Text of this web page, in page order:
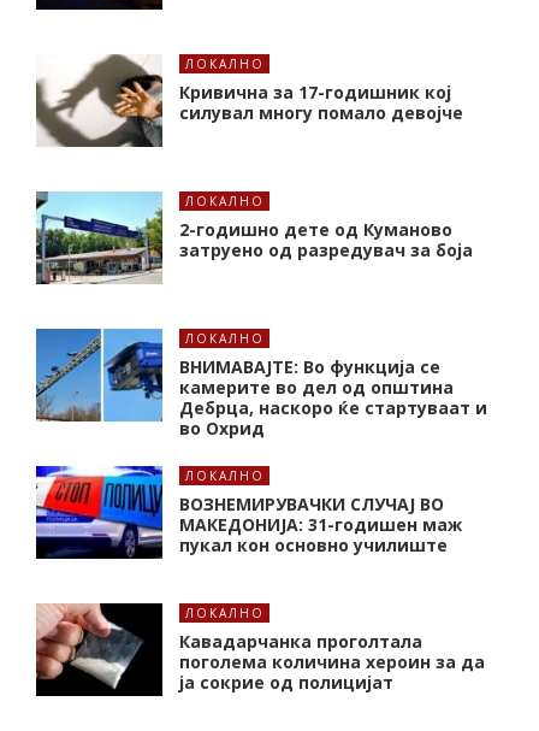
ЛОКАЛНО
Кривична за 17-годишник кој
силувал многу помало девојче
ЛОКАЛНО
2-годишно дете од Куманово
затруено од разредувач за боја
ЛОКАЛНО
ВНИМАВАЈТЕ: Во функција се
камерите во дел од општина
Дебрца, наскоро ќе стартуваат и
во Охрид
ЛОКАЛНО
ВОЗНЕМИРУВАЧКИ СЛУЧАЈ ВО
МАКЕДОНИЈА: 31-годишен маж
пукал кон основнo училиште
ЛОКАЛНО
Кавадарчанка проголтала
поголема количина хероин за да
ја сокрие од полицијат